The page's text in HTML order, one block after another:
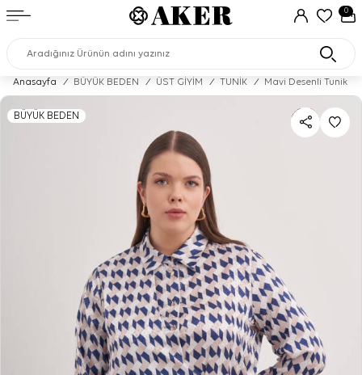
0
Anasayfa / BÜYÜK BEDEN / ÜST GİYİM / TUNİK / Mavi Desenli Tunik
BÜYÜK BEDEN